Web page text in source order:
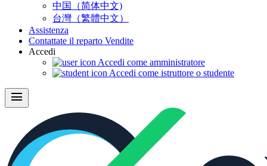
中国（简体中文)
台灣（繁體中文）
Assistenza
Contattate il reparto Vendite
Accedi
Accedi come amministratore
Accedi come istruttore o studente
menu